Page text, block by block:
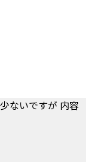
ないですが 内容